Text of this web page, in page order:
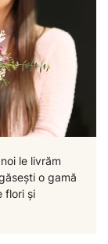
le livrăm
o gamă
flori și